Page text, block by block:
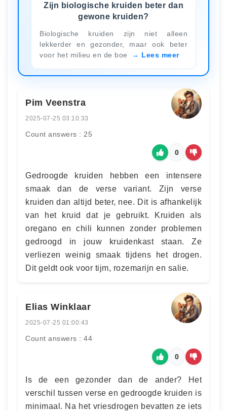
Zijn biologische kruiden beter dan
gewone kruiden?
Biologische kruiden zijn niet alleen
lekkerder en gezonder, maar ook beter
voor het milieu en de boe
Lees meer
Pim Veenstra
2025-07-25 03:10:33
Count answers : 25
0
Gedroogde kruiden hebben een intensere
smaak dan de verse variant. Zijn verse
kruiden dan altijd beter, nee. Dit is afhankelijk
van het kruid dat je gebruikt. Kruiden als
oregano en chili kunnen zonder problemen
gedroogd in jouw kruidenkast staan. Ze
verliezen weinig smaak tijdens het drogen.
Dit geldt ook voor tijm, rozemarijn en salie.
Elias Winklaar
2025-07-25 01:00:43
Count answers : 44
0
Is de een gezonder dan de ander? Het
verschil tussen verse en gedroogde kruiden is
minimaal. Na het vriesdrogen bevatten ze iets